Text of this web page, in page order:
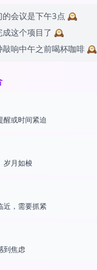
的会议是下午3点 🕰️
成这个项目了 🕰️
敲响中午之前喝杯咖啡 🕰️
醒或时间紧迫
岁月如梭
近，需要抓紧
到焦虑